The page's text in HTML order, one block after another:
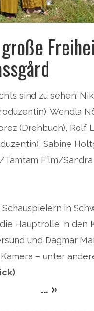
sind zu sehen:
Wendla
(Drehbuch), Rolf
Sabine
Tamtam Film/
in
Hauptrolle in den
und Dagmar
– unter
… »